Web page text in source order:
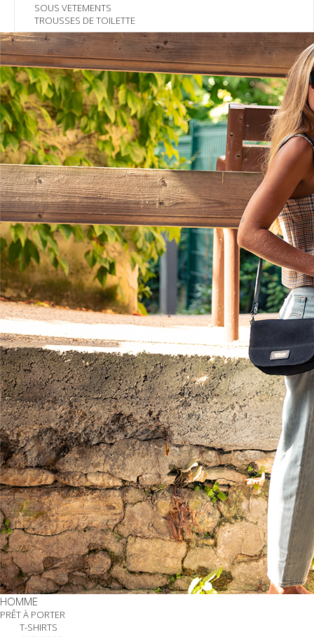
SOUS VETEMENTS
TROUSSES DE TOILETTE
HOMME
PRÊT À PORTER
T-SHIRTS